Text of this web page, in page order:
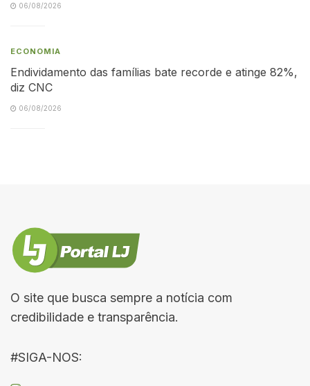
06/08/2026
ECONOMIA
Endividamento das famílias bate recorde e atinge 82%,
diz CNC
06/08/2026
O site que busca sempre a notícia com
credibilidade e transparência.
#SIGA-NOS: